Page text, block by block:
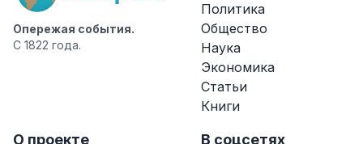
Опережая события.
С 1822 года.
Политика
Общество
Наука
Экономика
Статьи
Книги
О проекте В соцсетях